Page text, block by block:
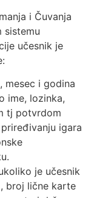
i Čuvanja
sistemu
učesnik je
mesec i godina
ime, lozinka,
tj potvrdom
igara
je učesnik
broj lične karte